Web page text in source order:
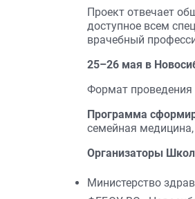
Проект отвечает
доступное всем
врачебный
25–26 мая в
Формат
Программа
семейная медицина,
Организаторы
Министерство